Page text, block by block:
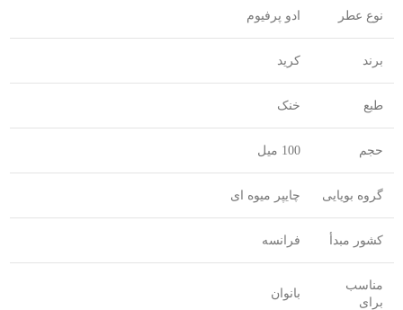
نوع عطر ادو پرفیوم
برند کرید
طبع خنک
حجم 100 میل
گروه بویایی چایپر میوه ای
کشور مبدأ فرانسه
مناسب
برای
بانوان